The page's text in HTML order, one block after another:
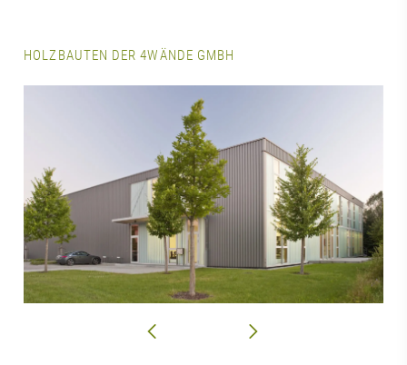
HOLZBAUTEN DER 4WÄNDE GMBH